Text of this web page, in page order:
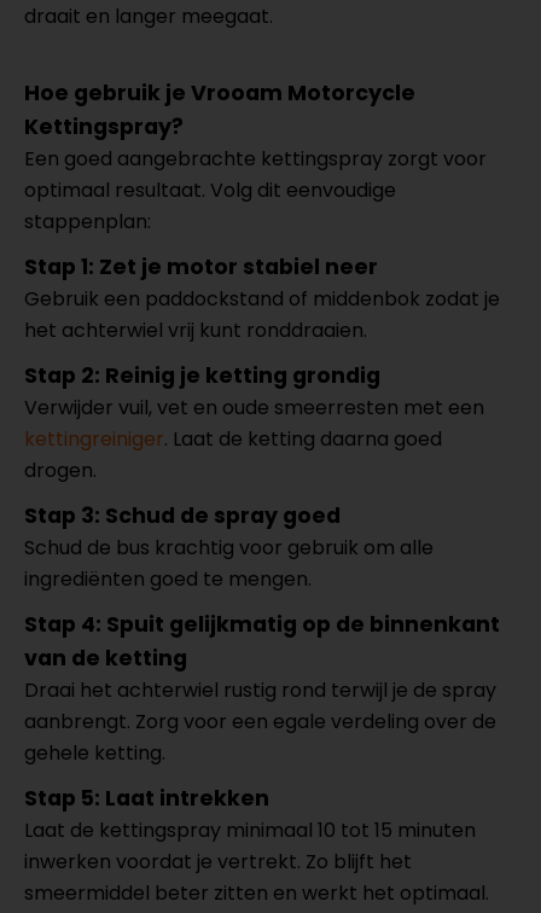
draait en langer meegaat.
Hoe gebruik je Vrooam Motorcycle
Kettingspray?
Een goed aangebrachte kettingspray zorgt voor
optimaal resultaat. Volg dit eenvoudige
stappenplan:
Stap 1: Zet je motor stabiel neer
Gebruik een paddockstand of middenbok zodat je
het achterwiel vrij kunt ronddraaien.
Stap 2: Reinig je ketting grondig
Verwijder vuil, vet en oude smeerresten met een
kettingreiniger. Laat de ketting daarna goed
drogen.
Stap 3: Schud de spray goed
Schud de bus krachtig voor gebruik om alle
ingrediënten goed te mengen.
Stap 4: Spuit gelijkmatig op de binnenkant
van de ketting
Draai het achterwiel rustig rond terwijl je de spray
aanbrengt. Zorg voor een egale verdeling over de
gehele ketting.
Stap 5: Laat intrekken
Laat de kettingspray minimaal 10 tot 15 minuten
inwerken voordat je vertrekt. Zo blijft het
smeermiddel beter zitten en werkt het optimaal.